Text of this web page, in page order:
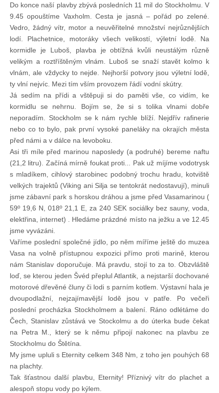
Do konce naší plavby zbývá posledních 11 mil do Stockholmu. V
9.45 opouštíme Vaxholm. Cesta je jasná – pořád po zelené.
Vedro, žádný vítr, motor a neuvěřitelné množství nejrůznějších
lodí. Plachetnice, motoráky všech velikostí, výletní lodě. Na
kormidle je Luboš, plavba je obtížná kvůli neustálým různě
velikým a roztříštěným vlnám. Luboš se snaží stavět kolmo k
vlnám, ale vždycky to nejde. Nejhorší potvory jsou výletní lodě,
ty vlní nejvíc. Mezi tím vším provozem řádí vodní skútry.
Já sedím na přídi a vštěpuji si do paměti vše, co vidím, ke
kormidlu se nehrnu. Bojím se, že si s tolika vlnami dobře
neporadím. Stockholm se k nám rychle blíží. Nejdřív rafinerie
nebo co to bylo, pak první vysoké paneláky na okrajích města
před námi a v dálce na levoboku.
Asi tři míle před marinou naposledy (a podruhé) bereme naftu
(21,2 litru). Začíná mírně foukat proti... Pak už míjíme vodotrysk
s mladíkem, cihlový starobinec podobný trochu hradu, kotviště
velkých trajektů (Viking ani Silja se tentokrát nedostavují), minuli
jsme zábavní park s horskou dráhou a jsme před Vasamarinou (
59º 19,6 N, 018º 21,1 E, za 240 SEK sociálky bez sauny, voda,
elektřina, internet) . Hledáme prázdné místo na ježku a ve 12.45
jsme vyvázáni.
Vaříme poslední společné jídlo, po něm míříme ještě do muzea
Vasa na volně přístupnou expozici přímo proti marině, kterou
nám Stanislav doporučuje. Má pravdu, stojí to za to. Obzvláště
loď, se kterou jeden Švéd přeplul Atlantik, a nejstarší dochované
motorové dřevěné čluny či lodi s parním kotlem. Výstavní hala je
dvoupodlažní, nejzajímavější lodě jsou v patře. Po večeři
poslední procházka Stockholmem a balení. Ráno odlétáme do
Čech, Stanislav zůstává ve Stockolmu a do úterka bude čekat
na Petra M., který se k němu připojí nakonec na plavbu ze
Stockholmu do Štětína.
My jsme upluli s Eternity celkem 348 Nm, z toho jen pouhých 68
na plachty.
Tak šťastnou další plavbu, Eternity! Příznivý vítr do plachet a
alespoň stopu vody po kýlem.